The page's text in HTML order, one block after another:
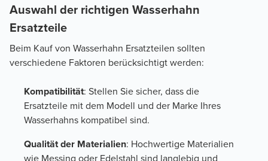
Auswahl der richtigen Wasserhahn
Ersatzteile
Beim Kauf von Wasserhahn Ersatzteilen sollten
verschiedene Faktoren berücksichtigt werden:
Kompatibilität: Stellen Sie sicher, dass die
Ersatzteile mit dem Modell und der Marke Ihres
Wasserhahns kompatibel sind.
Qualität der Materialien: Hochwertige Materialien